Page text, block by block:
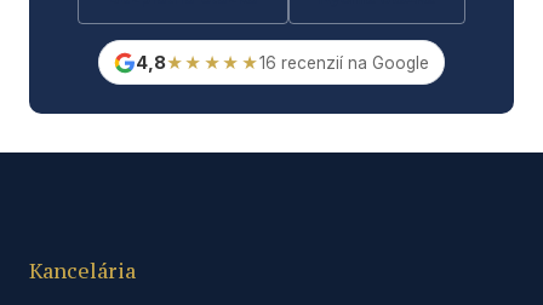
4,8★★★★★16 recenzií na Google
Kancelária